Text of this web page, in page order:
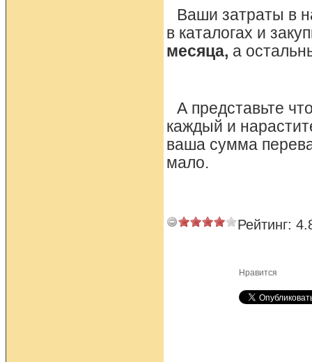
Ваши затраты в
в каталогах и
месяца, а
А представьте
каждый и
ваша сумма
мало.
Рейтинг:
Нравится